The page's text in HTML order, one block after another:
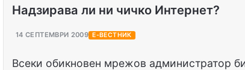
Надзирава ли ни чичко Интернет?
14 СЕПТЕМВРИ 2009 Е-ВЕСТНИК
Всеки обикновен мрежов администратор